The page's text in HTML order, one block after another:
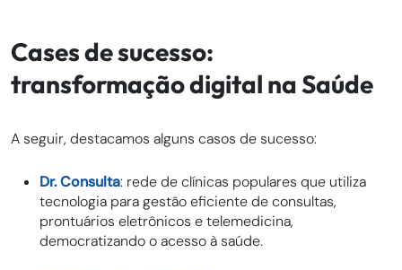
Cases de sucesso:
transformação digital na Saúde
A seguir, destacamos alguns casos de sucesso:
Dr. Consulta: rede de clínicas populares que utiliza
tecnologia para gestão eficiente de consultas,
prontuários eletrônicos e telemedicina,
democratizando o acesso à saúde.